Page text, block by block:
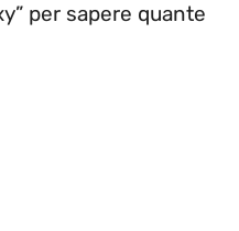
per sapere quante